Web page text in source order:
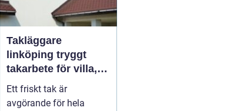
Takläggare
linköping tryggt
takarbete för villa,
brf och företag
Ett friskt tak är
avgörande för hela